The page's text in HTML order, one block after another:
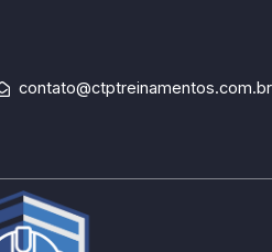
contato@ctptreinamentos.com.br